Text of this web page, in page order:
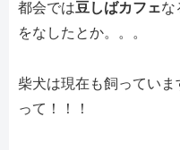
都会では豆しばカフェな
をなしたとか。。。
柴犬は現在も飼ってい
って！！！